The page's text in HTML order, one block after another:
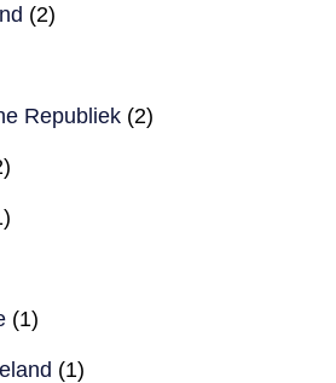
(2)
Republiek (2)
(1)
(1)